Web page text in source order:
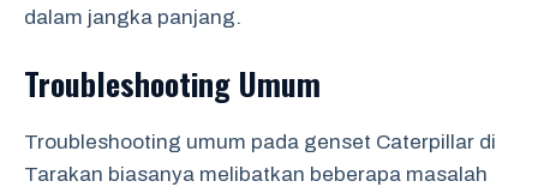
dalam jangka panjang.
Troubleshooting Umum
Troubleshooting umum pada genset Caterpillar di
Tarakan biasanya melibatkan beberapa masalah